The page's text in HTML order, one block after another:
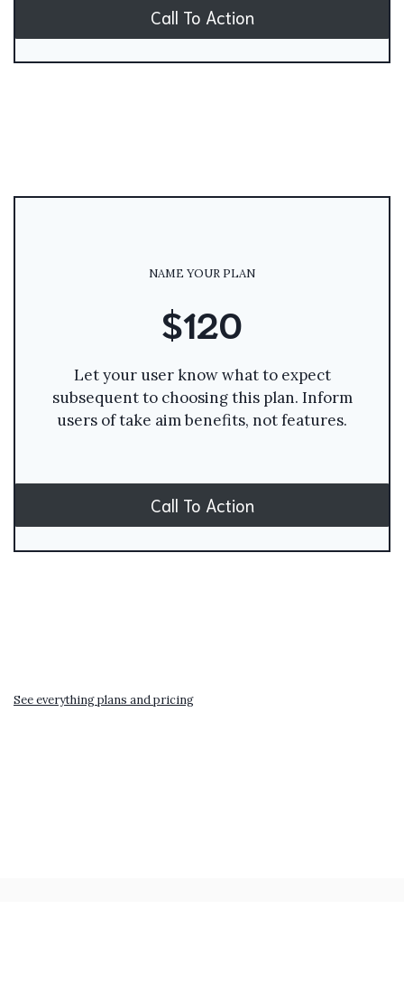
Call To Action
NAME YOUR PLAN
$120
Let your user know what to expect
subsequent to choosing this plan. Inform
users of take aim benefits, not features.
Call To Action
See everything plans and pricing